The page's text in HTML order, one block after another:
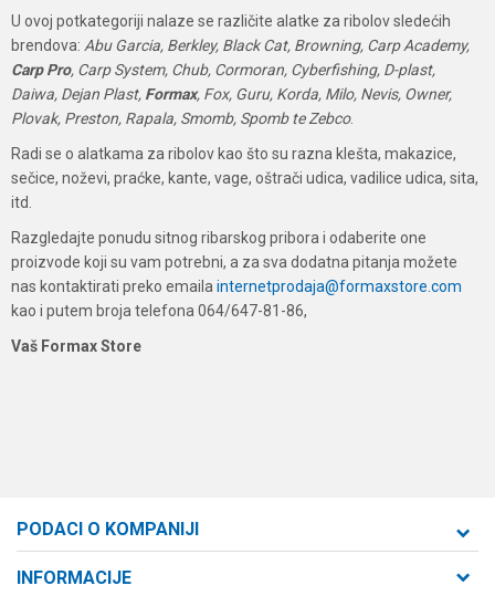
U ovoj potkategoriji nalaze se različite alatke za ribolov sledećih
brendova: Abu Garcia, Berkley, Black Cat, Browning, Carp Academy,
Carp Pro, Carp System, Chub, Cormoran, Cyberfishing, D-plast,
Daiwa, Dejan Plast, Formax, Fox, Guru, Korda, Milo, Nevis, Owner,
Plovak, Preston, Rapala, Smomb, Spomb te Zebco.
Radi se o alatkama za ribolov kao što su razna klešta, makazice,
sečice, noževi, praćke, kante, vage, oštrači udica, vadilice udica, sita,
itd.
Razgledajte ponudu sitnog ribarskog pribora i odaberite one
proizvode koji su vam potrebni, a za sva dodatna pitanja možete
nas kontaktirati preko emaila internetprodaja@formaxstore.com
kao i putem broja telefona 064/647-81-86,
Vaš Formax Store
PODACI O KOMPANIJI
INFORMACIJE